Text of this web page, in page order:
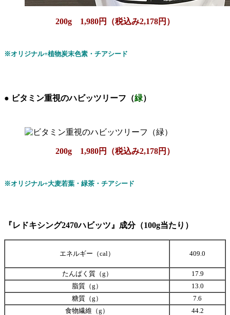
200g 1,980円（税込み2,178円）
※オリジナル+植物炭末色素・チアシード
● ビタミン重視のハビッツリーフ（緑）
200g 1,980円（税込み2,178円）
※オリジナル+大麦若葉・緑茶・チアシード
『レドキシング2470ハビッツ』成分（100g当たり）
エネルギー（cal） 409.0
たんぱく質（g）
17.9
脂質（g）
13.0
糖質（g）
7.6
食物繊維（g）
44.2